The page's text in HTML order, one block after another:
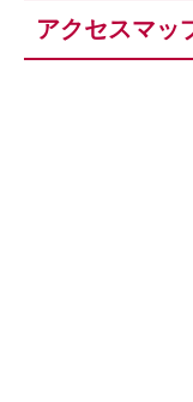
アクセスマッ